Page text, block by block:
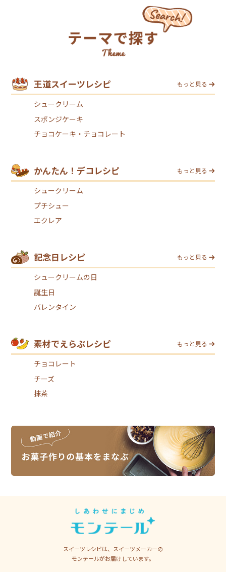
王道スイーツレシピ もっと見る
シュークリーム
スポンジケーキ
チョコケーキ・チョコレート
かんたん！デコレシピ もっと見る
シュークリーム
プチシュー
エクレア
記念日レシピ もっと見る
シュークリームの日
誕生日
バレンタイン
素材でえらぶレシピ もっと見る
チョコレート
チーズ
抹茶
スイーツレシピは、スイーツメーカーの
モンテールがお届けしています。